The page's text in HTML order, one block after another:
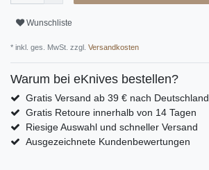
Wunschliste
* inkl. ges. MwSt. zzgl. Versandkosten
Warum bei eKnives bestellen?
Gratis Versand ab 39 € nach Deutschland
Gratis Retoure innerhalb von 14 Tagen
Riesige Auswahl und schneller Versand
Ausgezeichnete Kundenbewertungen